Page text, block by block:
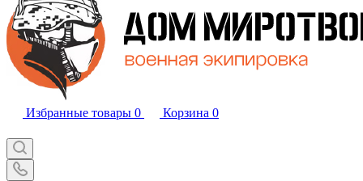
Избранные товары 0 Корзина 0